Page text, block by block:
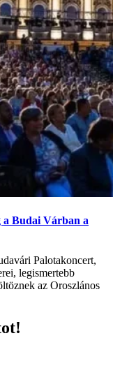
a Budai Várban a
Palotakoncert,
legismertebb
az Oroszlános